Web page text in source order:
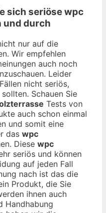
sich seriösewpc
und durch
nur auf die
Wir empfehlen
auch noch
Leider
nicht seriös,
Schauen Sie
Tests von
auch schon einmal
und somit eine
das wpc
Diese wpc
seriös und können
auf jeden Fall
nach ist das die
Produkt, die Sie
ihnen auch
Handhabung